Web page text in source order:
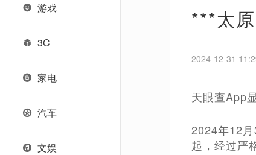
游戏
3C
家电
汽车
文娱
***太
2024-12-31
天眼查App
2024年12
起，经过严